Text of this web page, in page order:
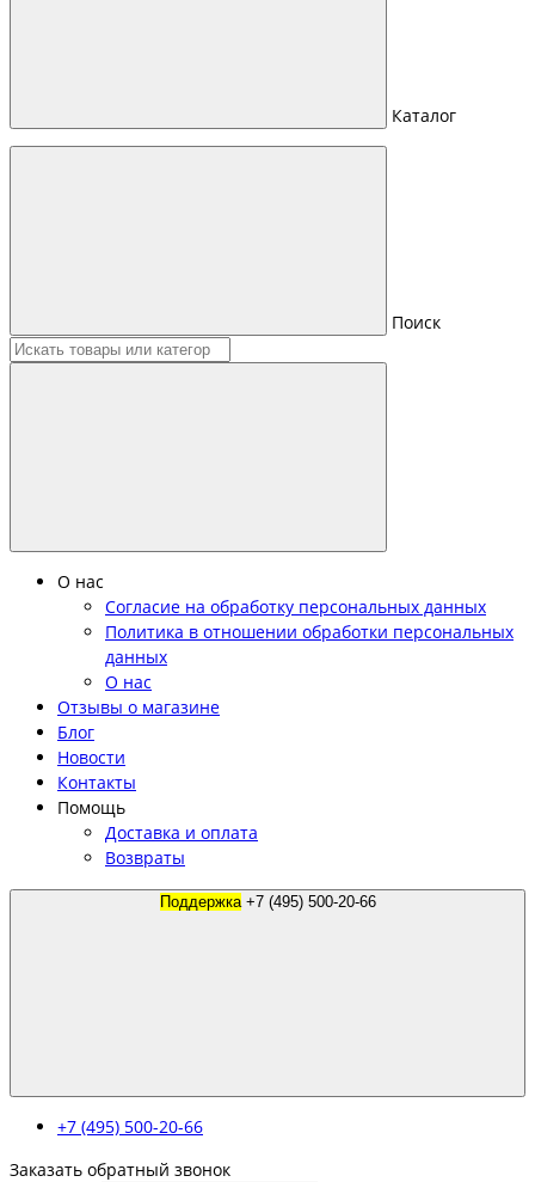
Каталог
Поиск
О нас
Согласие на обработку персональных данных
Политика в отношении обработки персональных
данных
О нас
Отзывы о магазине
Блог
Новости
Контакты
Помощь
Доставка и оплата
Возвраты
Поддержка +7 (495) 500-20-66
+7 (495) 500-20-66
Заказать обратный звонок